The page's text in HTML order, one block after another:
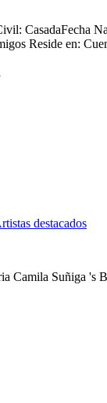
CasadaFecha
Reside en:
destacados
Camila Suñiga 's